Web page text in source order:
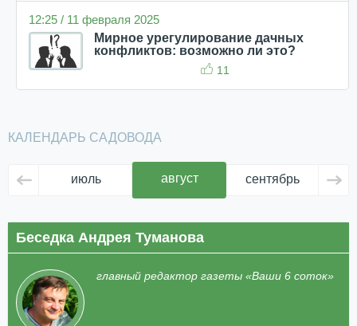
12:25 / 11 февраля 2025
Мирное урегулирование дачных
конфликтов: возможно ли это?
11
КАЛЕНДАРЬ САДОВОДА
июль август сентябрь
Беседка Андрея Туманова
главный редактор газеты «Ваши 6 соток»